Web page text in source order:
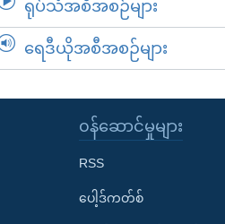
ရုပ်သံအစီအစဉ်များ
ရေဒီယိုအစီအစဉ်များ
၀န်ဆောင်မှုများ
RSS
ပေါ့ဒ်ကတ်စ်